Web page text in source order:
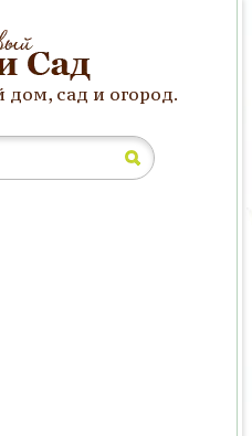
дом, сад и огород.